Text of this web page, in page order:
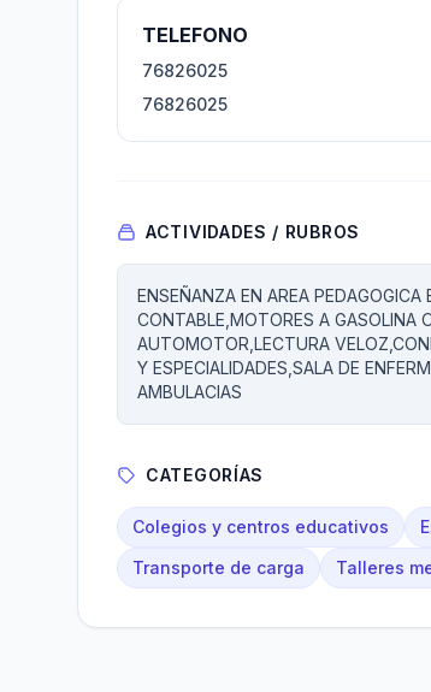
TELEFONO
76826025
76826025
ACTIVIDADES / RUBROS
ENSEÑANZA EN AREA
CONTABLE,MOTORES A GASOLINA
AUTOMOTOR,LECTURA
Y ESPECIALIDADES,SALA DE
AMBULACIAS
CATEGORÍAS
Colegios y centros educativos
Transporte de carga
Talleres